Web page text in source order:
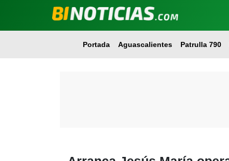
Portada Aguascalientes Patrulla 790